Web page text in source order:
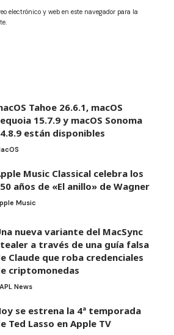
electrónico y web en este navegador para la
Tahoe 26.6.1, macOS
15.7.9 y macOS Sonoma
están disponibles
Music Classical celebra los
años de «El anillo» de Wagner
Music
nueva variante del MacSync
a través de una guía falsa
Claude que roba credenciales
criptomonedas
News
se estrena la 4ª temporada
Ted Lasso en Apple TV